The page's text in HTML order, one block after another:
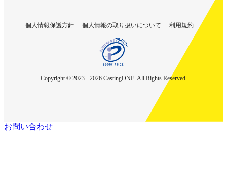
個人情報保護方針 個人情報の取り扱いについて 利用規約
Copyright © 2023 - 2026 CastingONE. All Rights Reserved.
お問い合わせ